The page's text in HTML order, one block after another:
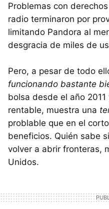
Problemas con
radio terminaron por
limitando Pandora al
desgracia de miles de
Pero, a pesar de todo
funcionando bastante
bolsa desde el año
rentable, muestra una
problable que en el
beneficios. Quién sabe
volver a abrir fronteras,
Unidos.